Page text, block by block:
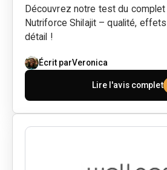
Découvrez notre test du complet
Nutriforce Shilajit – qualité,
détail !
Écrit parVeronica
Lire l'avis complet